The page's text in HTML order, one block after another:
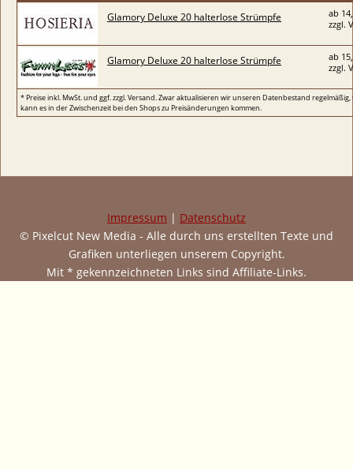
Glamory Deluxe 20 halterlose Strümpfe
ab
zzgl.
Glamory Deluxe 20 halterlose Strümpfe
ab
zzgl.
* Preise inkl. MwSt. und ggf. zzgl. Versand. Zwar aktualisieren wir unseren Datenbestand
kann es in der Zwischenzeit bei den Shops zu Preisänderungen kommen.
Impressum | Datenschutz
© Pixelcut New Media - Alle durch uns erstellten Texte und
Grafiken unterliegen unserem Copyright.
Mit * gekennzeichneten Links sind Affiliate-Links.